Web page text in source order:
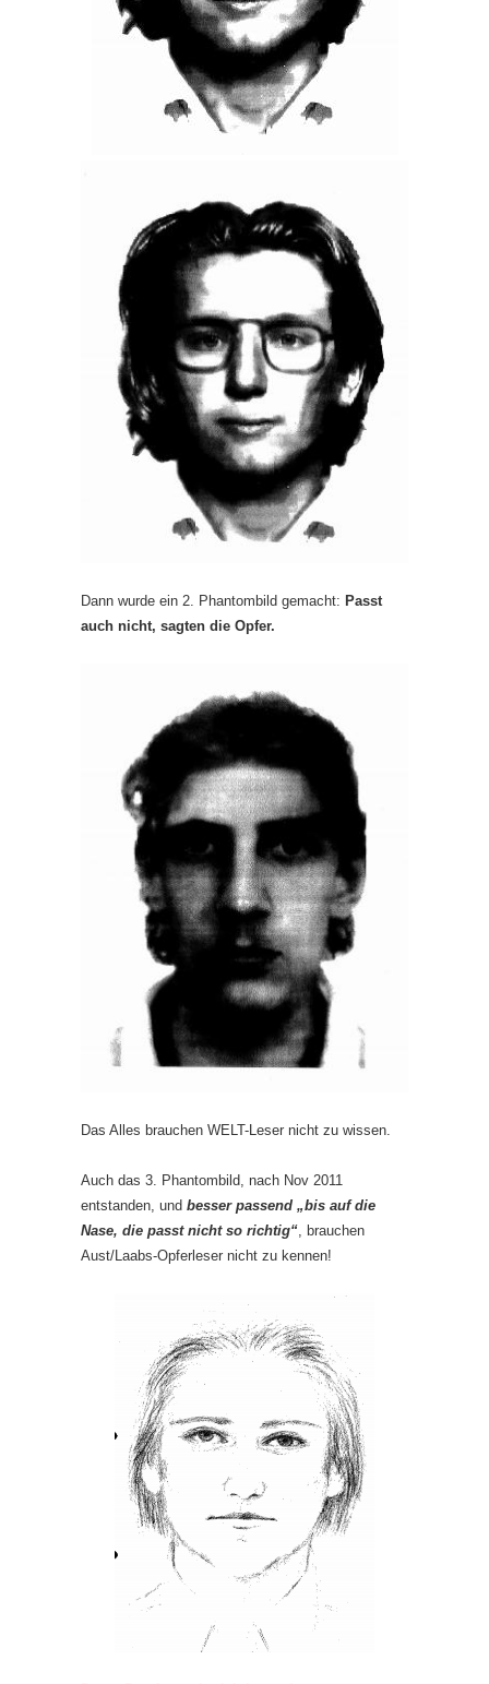
Dann wurde ein 2. Phantombild gemacht: Passt
auch nicht, sagten die Opfer.
Das Alles brauchen WELT-Leser nicht zu wissen.
Auch das 3. Phantombild, nach Nov 2011
entstanden, und besser passend „bis auf die
Nase, die passt nicht so richtig“ , brauchen
Aust/Laabs-Opferleser nicht zu kennen!